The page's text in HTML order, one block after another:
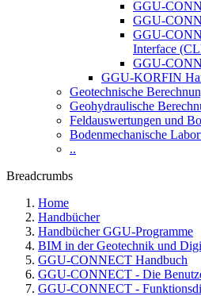
GGU-
GGU-
GGU-
Interface
GGU-
GGU-KORFIN
Geotechnische
Geohydraulische
Feldauswertungen und
Bodenmechanische
..
Breadcrumbs
Home
Handbücher
Handbücher GGU-Programme
BIM in der Geotechnik und
GGU-CONNECT Handbuch
GGU-CONNECT - Die
GGU-CONNECT -